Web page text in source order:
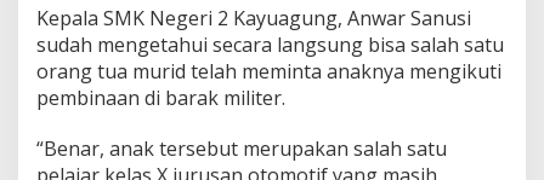
s
m
i
Kepala SMK Negeri 2 Kayuagung, Anwar Sanusi
sudah mengetahui secara langsung bisa salah satu
orang tua murid telah meminta anaknya mengikuti
pembinaan di barak militer.
“Benar, anak tersebut merupakan salah satu